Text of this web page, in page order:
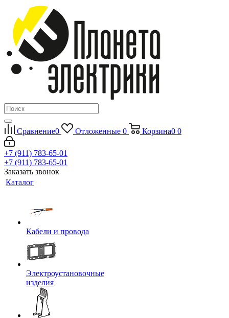
Сравнение0 Отложенные 0 Корзина0 0
+7 (911) 783-65-01
+7 (911) 783-65-01
Заказать звонок
Каталог
Кабели и провода
Электроустановочные
изделия